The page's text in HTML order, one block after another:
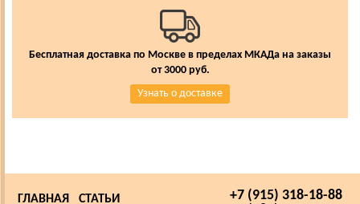
Бесплатная доставка по Москве в пределах МКАДа на заказы
от 3000 руб.
Узнать о доставке
+7 (915) 318-18-88
ГЛАВНАЯ СТАТЬИ